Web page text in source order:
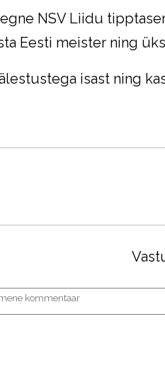
NSV Liidu
Eesti meister ning
isast ning